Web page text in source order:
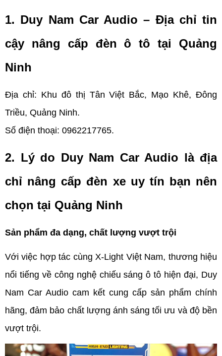
1. Duy Nam Car Audio – Địa chỉ tin
cậy nâng cấp đèn ô tô tại Quảng
Ninh
Địa chỉ: Khu đô thị Tân Việt Bắc, Mạo Khê, Đông
Triều, Quảng Ninh.
Số điện thoại: 0962217765.
2. Lý do Duy Nam Car Audio là địa
chỉ nâng cấp đèn xe uy tín bạn nên
chọn tại Quảng Ninh
Sản phẩm đa dạng, chất lượng vượt trội
Với việc hợp tác cùng X-Light Việt Nam, thương hiệu
nổi tiếng về công nghệ chiếu sáng ô tô hiện đại, Duy
Nam Car Audio cam kết cung cấp sản phẩm chính
hãng, đảm bảo chất lượng ánh sáng tối ưu và độ bền
vượt trội.